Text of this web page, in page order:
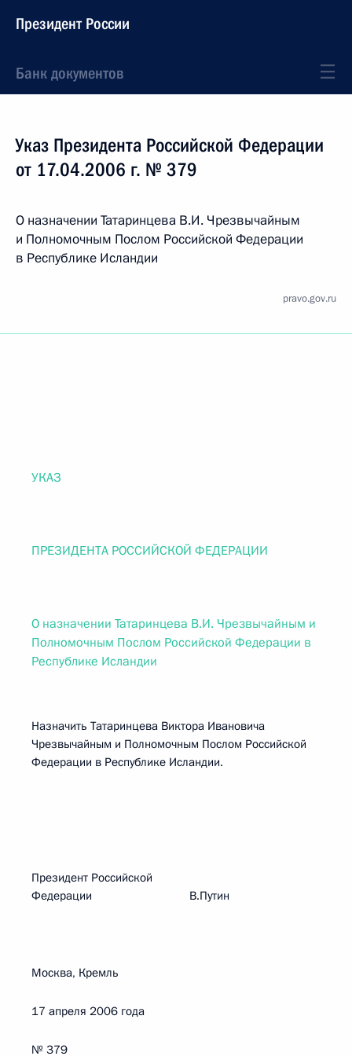
Президент России
Банк документов
Указ Президента Российской Федерации
от 17.04.2006 г. № 379
О назначении Татаринцева В.И. Чрезвычайным
и Полномочным Послом Российской Федерации
в Республике Исландии
pravo.gov.ru
УКАЗ
ПРЕЗИДЕНТА РОССИЙСКОЙ ФЕДЕРАЦИИ
О назначении Татаринцева В.И. Чрезвычайным и
Полномочным Послом Российской Федерации в
Республике Исландии
Назначить Татаринцева Виктора Ивановича
Чрезвычайным и Полномочным Послом Российской
Федерации в Республике Исландии.
Президент Российской
Федерации В.Путин
Москва, Кремль
17 апреля 2006 года
№ 379